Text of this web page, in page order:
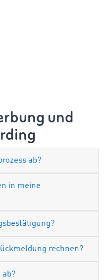
und
ab?
in meine
rechnen?
ab?